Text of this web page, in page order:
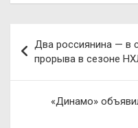
по
записям
Два россиянина — в
прорыва в сезоне
«Динамо»